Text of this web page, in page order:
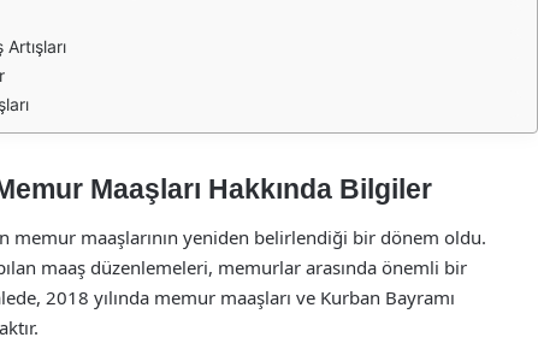
Maaşları Hakkında Bilgiler
memur maaşlarının yeniden belirlendiği bir dönem oldu.
maaş düzenlemeleri, memurlar arasında önemli bir
2018 yılında memur maaşları ve Kurban Bayramı